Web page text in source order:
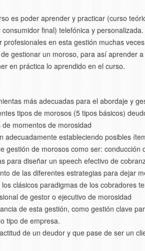
es poder aprender y practicar (curso
final) telefónica y
profesionales en esta gestión muchas
gestionar un moroso, para así aprender
en práctica lo aprendido en el curso.
más adecuadas para el abordaje y
tipos de morosos (5 tipos básicos)
momentos de morosidad
adecuadamente estableciendo posibles
gestión de morosos como ser:
para diseñar un speech efectivo de
de las diferentes estrategias para dejar
clásicos paradigmas de los cobradores
de gestor o ejecutivo de morosidad
de esta gestión, como gestión clave
tipo de empresa.
de un deudor y que pase de ser un